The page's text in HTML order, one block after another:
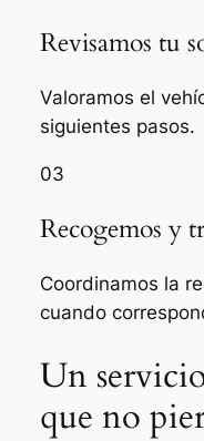
Revisamos tu
Valoramos el
siguientes pasos.
03
Recogemos y
Coordinamos la
cuando
Un
que no